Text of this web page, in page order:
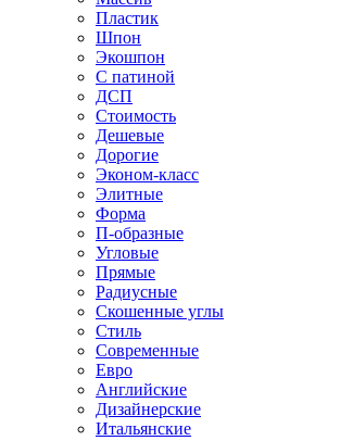
Пластик
Шпон
Экошпон
С патиной
ДСП
Стоимость
Дешевые
Дорогие
Эконом-класс
Элитные
Форма
П-образные
Угловые
Прямые
Радиусные
Скошенные углы
Стиль
Современные
Евро
Английские
Дизайнерские
Итальянские